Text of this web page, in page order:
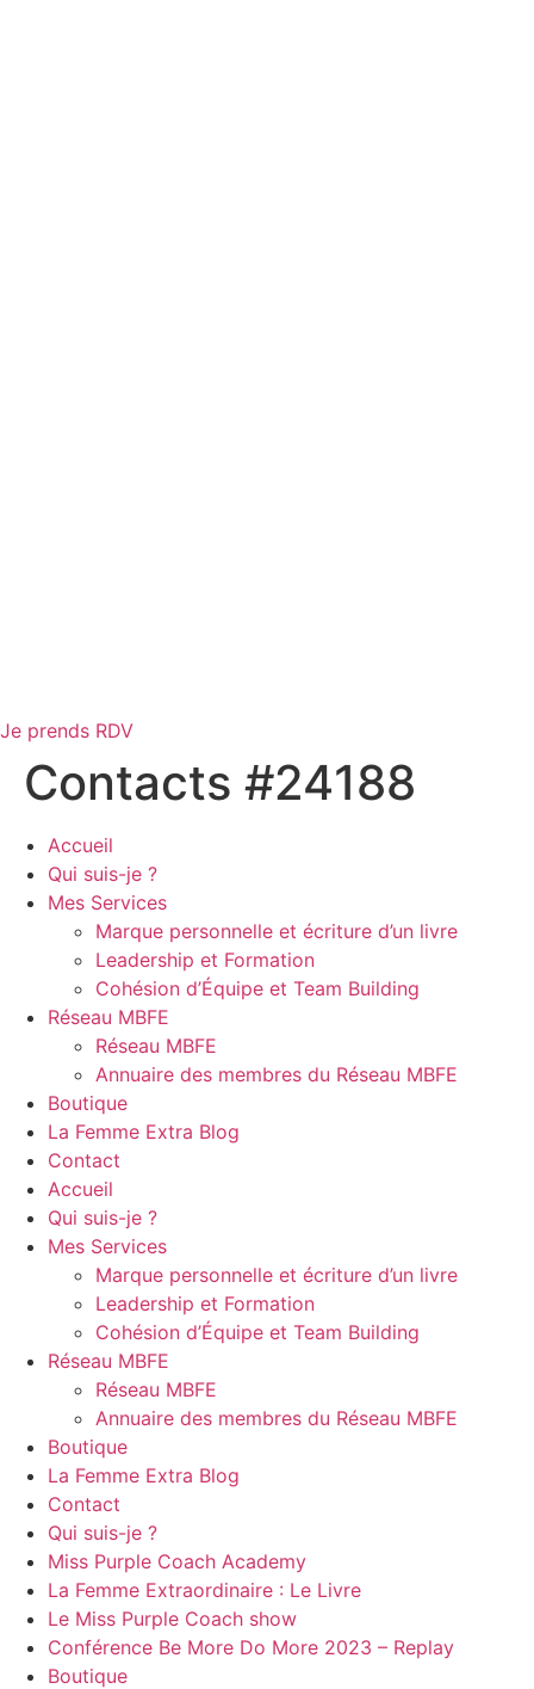
Je prends RDV
Contacts #24188
Accueil
Qui suis-je ?
Mes Services
Marque personnelle et écriture d’un livre
Leadership et Formation
Cohésion d’Équipe et Team Building
Réseau MBFE
Réseau MBFE
Annuaire des membres du Réseau MBFE
Boutique
La Femme Extra Blog
Contact
Accueil
Qui suis-je ?
Mes Services
Marque personnelle et écriture d’un livre
Leadership et Formation
Cohésion d’Équipe et Team Building
Réseau MBFE
Réseau MBFE
Annuaire des membres du Réseau MBFE
Boutique
La Femme Extra Blog
Contact
Qui suis-je ?
Miss Purple Coach Academy
La Femme Extraordinaire : Le Livre
Le Miss Purple Coach show
Conférence Be More Do More 2023 – Replay
Boutique